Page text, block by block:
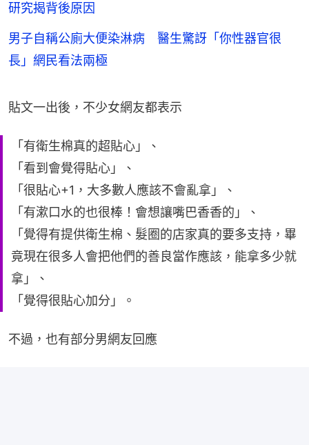
研究揭背後原因
男子自稱公廁大便染淋病 醫生驚訝「你性器官很
長」網民看法兩極
貼文一出後，不少女網友都表示
「有衛生棉真的超貼心」、
「看到會覺得貼心」、
「很貼心+1，大多數人應該不會亂拿」、
「有漱口水的也很棒！會想讓嘴巴香香的」、
「覺得有提供衛生棉、髮圈的店家真的要多支持，畢
竟現在很多人會把他們的善良當作應該，能拿多少就
拿」、
「覺得很貼心加分」。
不過，也有部分男網友回應